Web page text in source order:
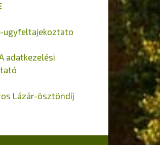
ugyfeltajekoztato
adatkezelési
Lázár-ösztöndíj